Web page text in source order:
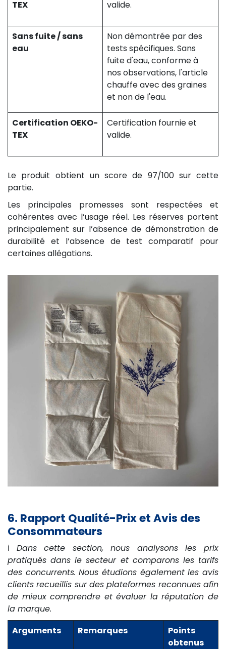
TEX
valide.
Sans fuite / sans
eau
Non démontrée par des
tests spécifiques. Sans
fuite d'eau, conforme à
nos observations, l'article
chauffe avec des graines
et non de l'eau.
Certification OEKO-
TEX
Certification fournie et
valide.
Le produit obtient un score de 97/100 sur cette
partie.
Les principales promesses sont respectées et
cohérentes avec l’usage réel. Les réserves portent
principalement sur l’absence de démonstration de
durabilité et l’absence de test comparatif pour
certaines allégations.
6. Rapport Qualité-Prix et Avis des
Consommateurs
ℹ️ Dans cette section, nous analysons les prix
pratiqués dans le secteur et comparons les tarifs
des concurrents. Nous étudions également les avis
clients recueillis sur des plateformes reconnues afin
de mieux comprendre et évaluer la réputation de
la marque.
Arguments
Remarques
Points
obtenus